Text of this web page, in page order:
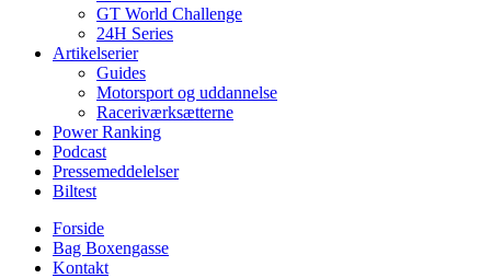
GT World Challenge
24H Series
Artikelserier
Guides
Motorsport og uddannelse
Raceriværksætterne
Power Ranking
Podcast
Pressemeddelelser
Biltest
Forside
Bag Boxengasse
Kontakt